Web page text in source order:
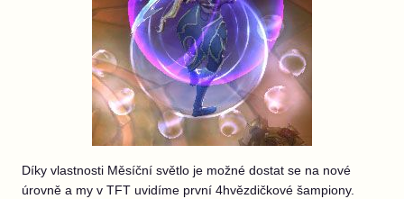
Díky vlastnosti Měsíční světlo je možné dostat se na nové
úrovně a my v TFT uvidíme první 4hvězdičkové šampiony.